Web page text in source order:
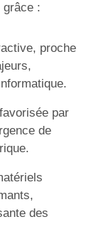
grâce :
proche
par
de
des